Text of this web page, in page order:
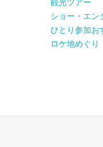
観光ツアー
ショー・エン
ひとり参加お
ロケ地めぐり